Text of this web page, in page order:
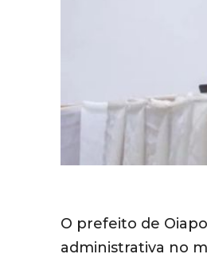
O prefeito de
administrativa no